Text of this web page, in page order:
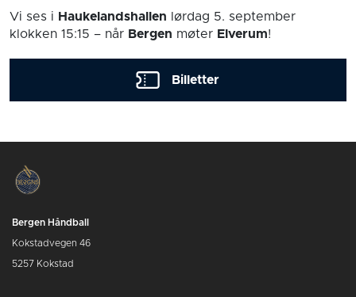
Vi ses i Haukelandshallen lørdag 5. september
klokken 15:15 – når Bergen møter Elverum!
Billetter
Bergen Håndball
Kokstadvegen 46
5257 Kokstad